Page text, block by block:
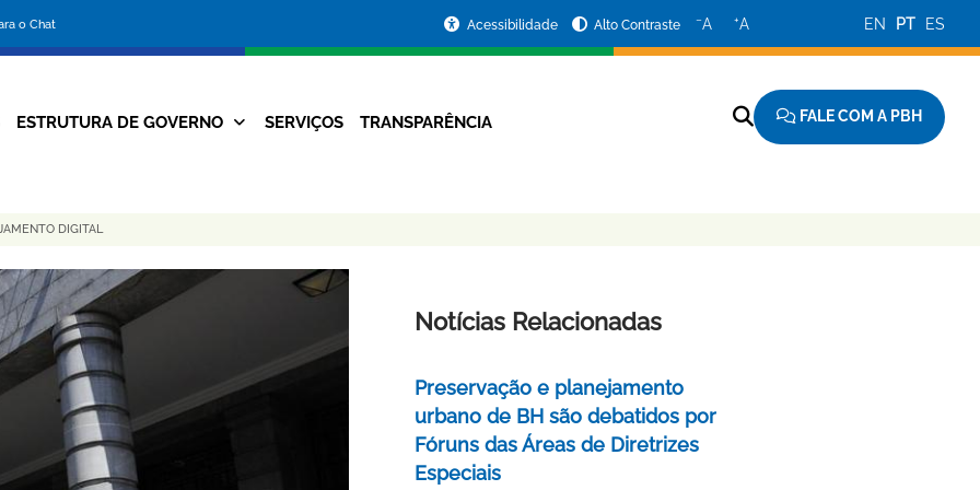
o Chat
da
Prefeitura
Acessibilidade Alto Contraste −A +A EN PT ES
Navegação
ESTRUTURA DE GOVERNO SERVIÇOS TRANSPARÊNCIA FALE COM A PBH
DIGITAL
Notícias Relacionadas
Preservação e planejamento
urbano de BH são debatidos por
Fóruns das Áreas de Diretrizes
Especiais